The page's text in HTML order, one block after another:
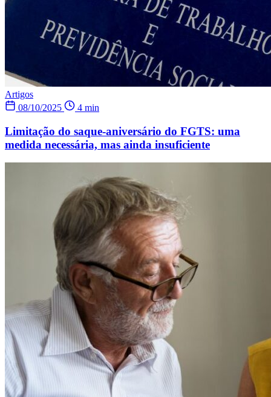
Artigos
08/10/2025
4 min
Limitação do saque-aniversário do FGTS: uma
medida necessária, mas ainda insuficiente